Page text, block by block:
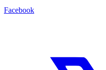
Facebook